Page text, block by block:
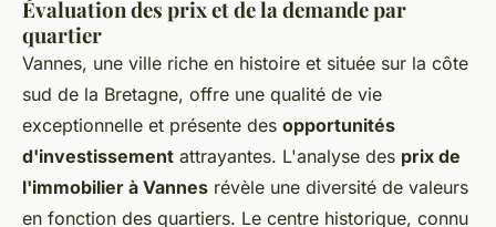
Évaluation des prix et de la demande par
quartier
Vannes, une ville riche en histoire et située sur la côte
sud de la Bretagne, offre une qualité de vie
exceptionnelle et présente des opportunités
d'investissement attrayantes. L'analyse des prix de
l'immobilier à Vannes révèle une diversité de valeurs
en fonction des quartiers. Le centre historique, connu